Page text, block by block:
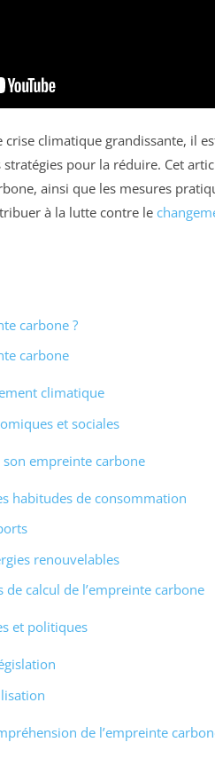
crise climatique grandissante, il
stratégies pour la réduire. Cet
ainsi que les mesures
à la lutte contre le
carbone ?
carbone
climatique
et sociales
empreinte carbone
habitudes de consommation
renouvelables
calcul de l’empreinte carbone
et politiques
de l’empreinte